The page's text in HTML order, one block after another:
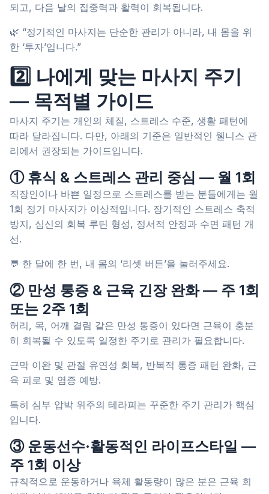
되고, 다음 날의 집중력과 활력이 회복됩니다.
🌿 “정기적인 마사지는 단순한 관리가 아니라, 내 몸을 위
한 ‘투자’입니다.”
2️⃣ 나에게 맞는 마사지 주기
— 목적별 가이드
마사지 주기는 개인의 체질, 스트레스 수준, 생활 패턴에
따라 달라집니다. 다만, 아래의 기준은 일반적인 웰니스 관
리에서 권장되는 가이드입니다.
① 휴식 & 스트레스 관리 중심 — 월 1회
직장인이나 바쁜 일정으로 스트레스를 받는 분들에게는 월
1회 정기 마사지가 이상적입니다. 장기적인 스트레스 축적
방지, 심신의 회복 루틴 형성, 정서적 안정과 수면 패턴 개
선.
💬 한 달에 한 번, 내 몸의 ‘리셋 버튼’을 눌러주세요.
② 만성 통증 & 근육 긴장 완화 — 주 1회
또는 2주 1회
허리, 목, 어깨 결림 같은 만성 통증이 있다면 근육이 충분
히 회복될 수 있도록 일정한 주기로 관리가 필요합니다.
근막 이완 및 관절 유연성 회복, 반복적 통증 패턴 완화, 근
육 피로 및 염증 예방.
특히 심부 압박 위주의 테라피는 꾸준한 주기 관리가 핵심
입니다.
③ 운동선수·활동적인 라이프스타일 —
주 1회 이상
규칙적으로 운동하거나 육체 활동량이 많은 분은 근육 회